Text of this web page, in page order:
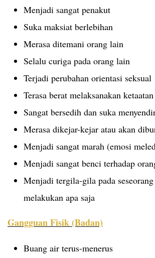
Menjadi sangat penakut
Suka maksiat berlebihan
Merasa ditemani orang lain
Selalu curiga pada orang lain
Terjadi perubahan orientasi seksual
Terasa berat melaksanakan ketaatan
Sangat bersedih dan suka
Merasa dikejar-kejar atau akan
Menjadi sangat marah (emosi
Menjadi sangat benci terhadap
Menjadi tergila-gila pada
melakukan apa saja
Gangguan Fisik (Badan)
Buang air terus-menerus